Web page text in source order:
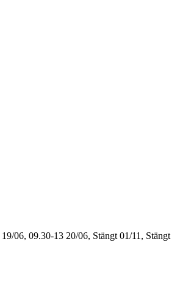
19/06, 09.30-13 20/06, Stängt 01/11, Stängt